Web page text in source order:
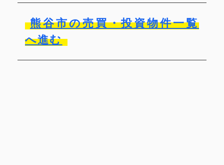
熊谷市の売買・投資物件一覧
へ進む